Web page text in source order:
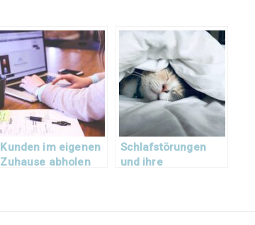
Kunden im eigenen
Zuhause abholen
Schlafstörungen
und ihre